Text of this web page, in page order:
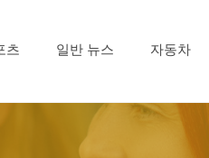
츠 일반 뉴스 자동차